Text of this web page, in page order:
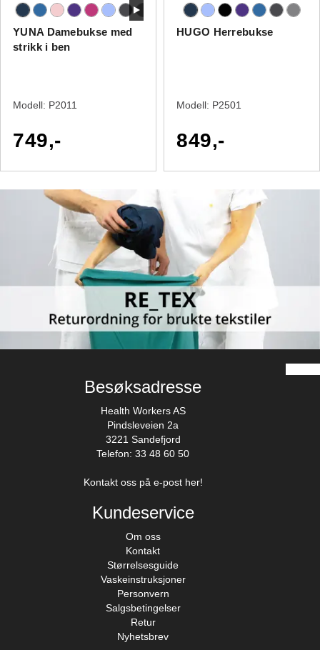
YUNA Damebukse med
strikk i ben
Modell: P2011
749,-
HUGO Herrebukse
Modell: P2501
849,-
Besøksadresse
Health Workers AS
Pindsleveien 2a
3221 Sandefjord
Telefon: 33 48 60 50
Kontakt oss på e-post her!
Kundeservice
Om oss
Kontakt
Størrelsesguide
Vaskeinstruksjoner
Personvern
Salgsbetingelser
Retur
Nyhetsbrev